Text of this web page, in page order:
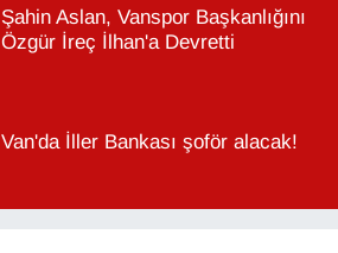
Şahin Aslan, Vanspor Başkanlığını
Özgür İreç İlhan'a Devretti
Van'da İller Bankası şoför alacak!